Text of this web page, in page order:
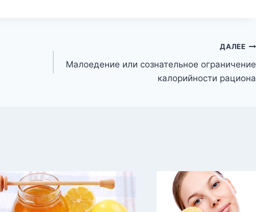
ДАЛЕЕ
Малоедение или сознательное ограничение
калорийности рациона